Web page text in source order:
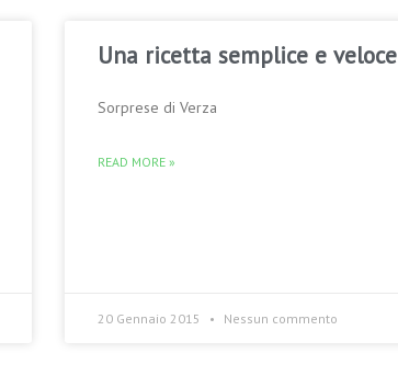
Una ricetta semplice e veloce
Sorprese di Verza
READ MORE »
20 Gennaio 2015 Nessun commento